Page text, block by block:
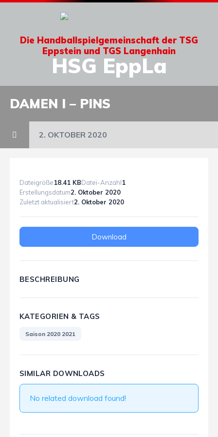
Die Handballspielgemeinschaft der TSG
Eppstein und TGS Langenhain
HSG EppLa
DAMEN I – PINS
2. OKTOBER 2020
Dateigröße18.41 KBDatei-Anzahl1
Erstellungsdatum2. Oktober 2020
Zuletzt aktualisiert2. Oktober 2020
Download
BESCHREIBUNG
KATEGORIEN & TAGS
Saison 2020 2021
SIMILAR DOWNLOADS
No related download found!